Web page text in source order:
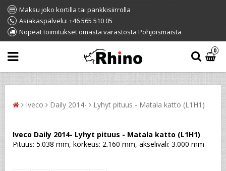
Maksu joko kortilla tai pankkisiirrolla
Asiakaspalvelu: +46 565 510 05
Nopeat toimitukset omasta varastosta Pohjoismaista
0
Iveco Daily 2014- Lyhyt pituus - Matala katto (L1H1)
Iveco Daily 2014- Lyhyt pituus - Matala katto (L1H1)
Pituus: 5.038 mm, korkeus: 2.160 mm, akseliväli: 3.000 mm